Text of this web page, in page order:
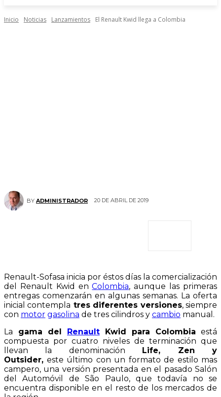
Inicio Noticias Lanzamientos El Renault Kwid llega a Colombia
BY ADMINISTRADOR 20 DE ABRIL DE 2019
Renault-Sofasa inicia por éstos días la comercialización
del Renault Kwid enColombia, aunque las primeras
entregas comenzarán en algunas semanas. La oferta
inicial contempla tres diferentes versiones, siempre
con motor gasolina de tres cilindros y cambio manual.
La gama del Renault Kwid para Colombia está
compuesta por cuatro niveles de terminación que
llevan la denominación Life, Zen y
Outsider, este último con un formato de estilo mas
campero, una versión presentada en el pasado Salón
del Automóvil de São Paulo, que todavía no se
encuentra disponible en el resto de los mercados de